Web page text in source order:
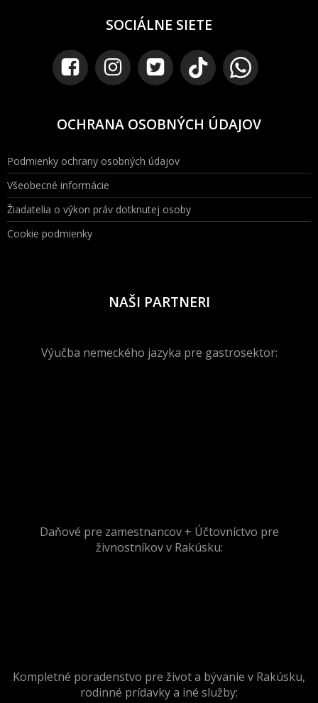
SOCIÁLNE SIETE
OCHRANA OSOBNÝCH ÚDAJOV
Podmienky ochrany osobných údajov
Všeobecné informácie
Žiadatelia o výkon práv dotknutej osoby
Cookie podmienky
NAŠI PARTNERI
Výučba nemeckého jazyka pre gastrosektor:
Daňové pre zamestnancov + Účtovníctvo pre
živnostníkov v Rakúsku:
Kompletné poradenstvo pre život a bývanie v Rakúsku,
rodinné prídavky a iné služby: